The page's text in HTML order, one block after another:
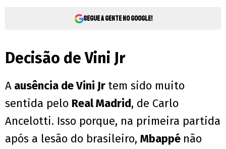
Segue a gente no Google!
Decisão de Vini Jr
A ausência de Vini Jr tem sido muito
sentida pelo Real Madrid, de Carlo
Ancelotti. Isso porque, na primeira partida
após a lesão do brasileiro, Mbappé não